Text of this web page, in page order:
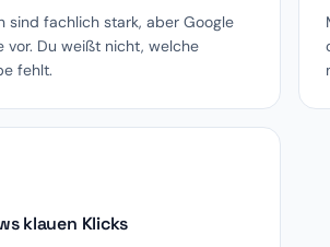
sind fachlich stark, aber Google
vor. Du weißt nicht, welche
fehlt.
klauen Klicks